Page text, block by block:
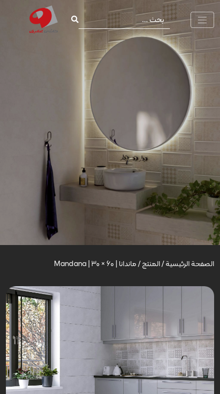
الصفحة الرئيسية/المنتج/ماندانا | Mandana | 30 × 60